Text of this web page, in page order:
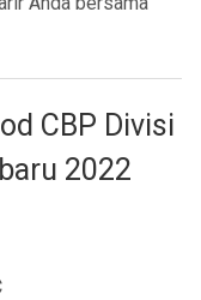
CBP Divisi
2022